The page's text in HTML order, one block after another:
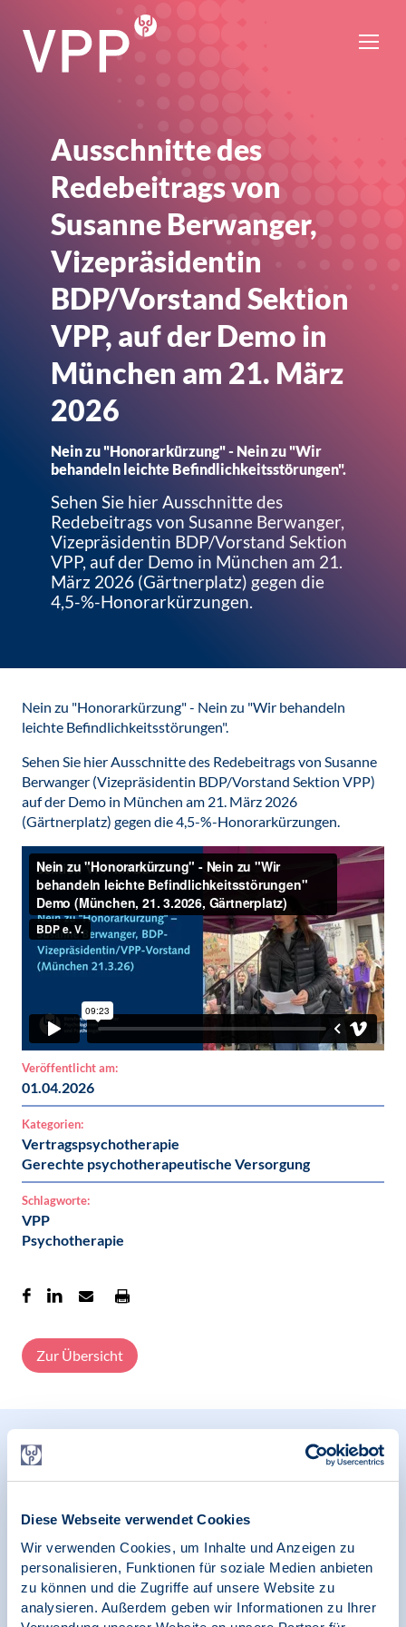
Diese Webseite verwendet Cookies
Wir verwenden Cookies, um Inhalte und Anzeigen zu
personalisieren, Funktionen für soziale Medien anbieten
zu können und die Zugriffe auf unsere Website zu
analysieren. Außerdem geben wir Informationen zu Ihrer
Ausschnitte des
Redebeitrags von
Susanne Berwanger,
Vizepräsidentin
BDP/Vorstand Sektion
VPP, auf der Demo in
München am 21. März
2026
Nein zu "Honorarkürzung" - Nein zu "Wir
behandeln leichte Befindlichkeitsstörungen".
Sehen Sie hier Ausschnitte des
Redebeitrags von Susanne Berwanger,
Vizepräsidentin BDP/Vorstand Sektion
VPP, auf der Demo in München am 21.
März 2026 (Gärtnerplatz) gegen die
4,5-%-Honorarkürzungen.
Nein zu "Honorarkürzung" - Nein zu "Wir behandeln
leichte Befindlichkeitsstörungen".
Sehen Sie hier Ausschnitte des Redebeitrags von Susanne
Berwanger (Vizepräsidentin BDP/Vorstand Sektion VPP)
auf der Demo in München am 21. März 2026
(Gärtnerplatz) gegen die 4,5-%-Honorarkürzungen.
Veröffentlicht am:
01.04.2026
Kategorien:
Vertragspsychotherapie
Gerechte psychotherapeutische Versorgung
Schlagworte:
VPP
Psychotherapie
Zur Übersicht
Vertragspsychotherapie | Gerechte
psychotherapeutische Versorgung
Gemeinsam stark – Demo gegen Kürzungen